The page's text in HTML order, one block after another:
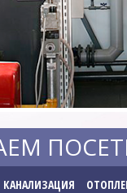
КАНАЛИЗАЦИЯ